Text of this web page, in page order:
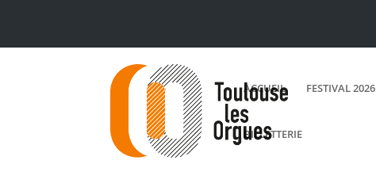
ACCUEIL FESTIVAL 2026
BILLETTERIE